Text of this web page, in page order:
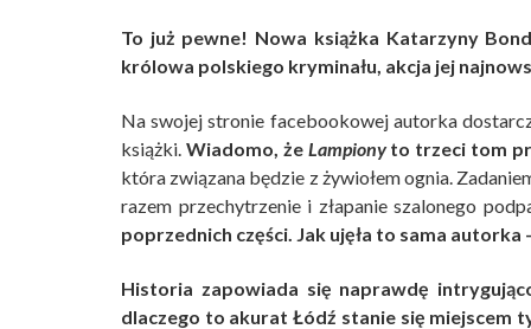
To już pewne! Nowa książka Katarzyny
królowa polskiego kryminału, akcja jej
Na swojej stronie facebookowej autorka
książki. Wiadomo, że Lampionyto trzeci tom
która związana będzie z żywiołem ognia.
razem przechytrzenie i złapanie szalonego
poprzednich części. Jak ujęła to sama autorka
Historia zapowiada się naprawdę
dlaczego to akurat Łódź stanie się miejscem